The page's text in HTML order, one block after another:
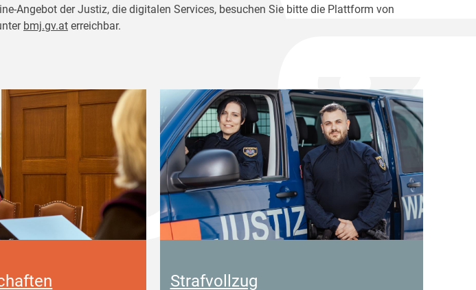
Angebot der Justiz, die digitalen Services, besuchen Sie bitte die Plattform von
bmj.gv.at erreichbar.
Strafvollzug